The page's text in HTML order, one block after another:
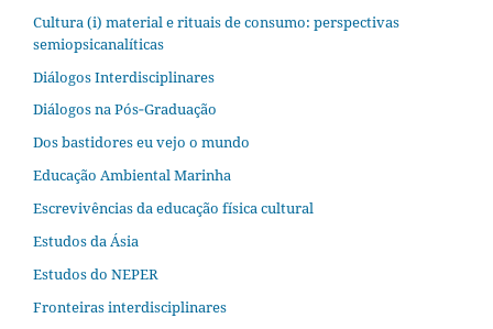
Cultura (i) material e rituais de consumo: perspectivas
semiopsicanalíticas
Diálogos Interdisciplinares
Diálogos na Pós‐Graduação
Dos bastidores eu vejo o mundo
Educação Ambiental Marinha
Escrevivências da educação física cultural
Estudos da Ásia​
Estudos do NEPER
Fronteiras interdisciplinares